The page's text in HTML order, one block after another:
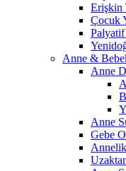
Erişkin
Çocuk
Palyatif
Anne &
Anne
Anne
Gebe